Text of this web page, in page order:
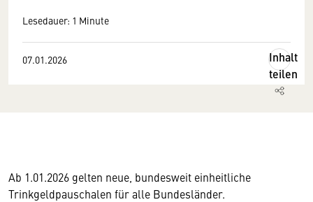
Lesedauer: 1 Minute
07.01.2026
Inhalt
teilen
Ab 1.01.2026 gelten neue, bundesweit einheitliche
Trinkgeldpauschalen für alle Bundesländer.